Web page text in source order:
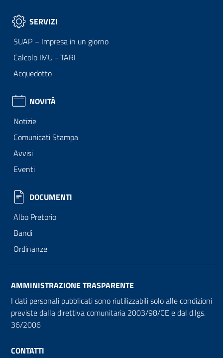
SERVIZI
SUAP – Impresa in un giorno
Calcolo IMU - TARI
Acquedotto
NOVITÀ
Notizie
Comunicati Stampa
Avvisi
Eventi
DOCUMENTI
Albo Pretorio
Bandi
Ordinanze
AMMINISTRAZIONE TRASPARENTE
I dati personali pubblicati sono riutilizzabili solo alle condizioni
previste dalla direttiva comunitaria 2003/98/CE e dal d.lgs.
36/2006
CONTATTI